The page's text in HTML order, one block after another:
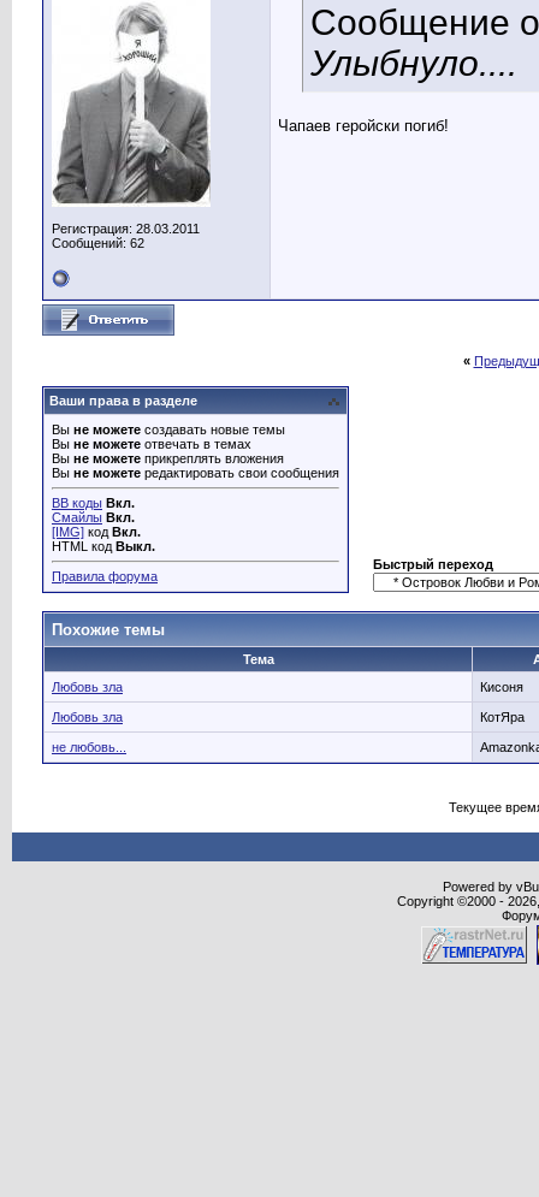
Регистрация: 28.03.2011
Сообщений: 62
Сообщение
Улыбнуло....
Чапаев геройски погиб!
«
Ваши права в разделе
Вы не можете создавать новые темы
Вы не можете отвечать в темах
Вы не можете прикреплять вложения
Вы не можете редактировать свои сообщения
BB коды Вкл.
Смайлы Вкл.
[IMG] код Вкл.
HTML код Выкл.
Правила форума
Быстрый переход
Похожие темы
Тема
Любовь зла
Кисоня
Любовь зла КотЯра
не любовь...
Текущее
Powered by
Copyright ©2000 -